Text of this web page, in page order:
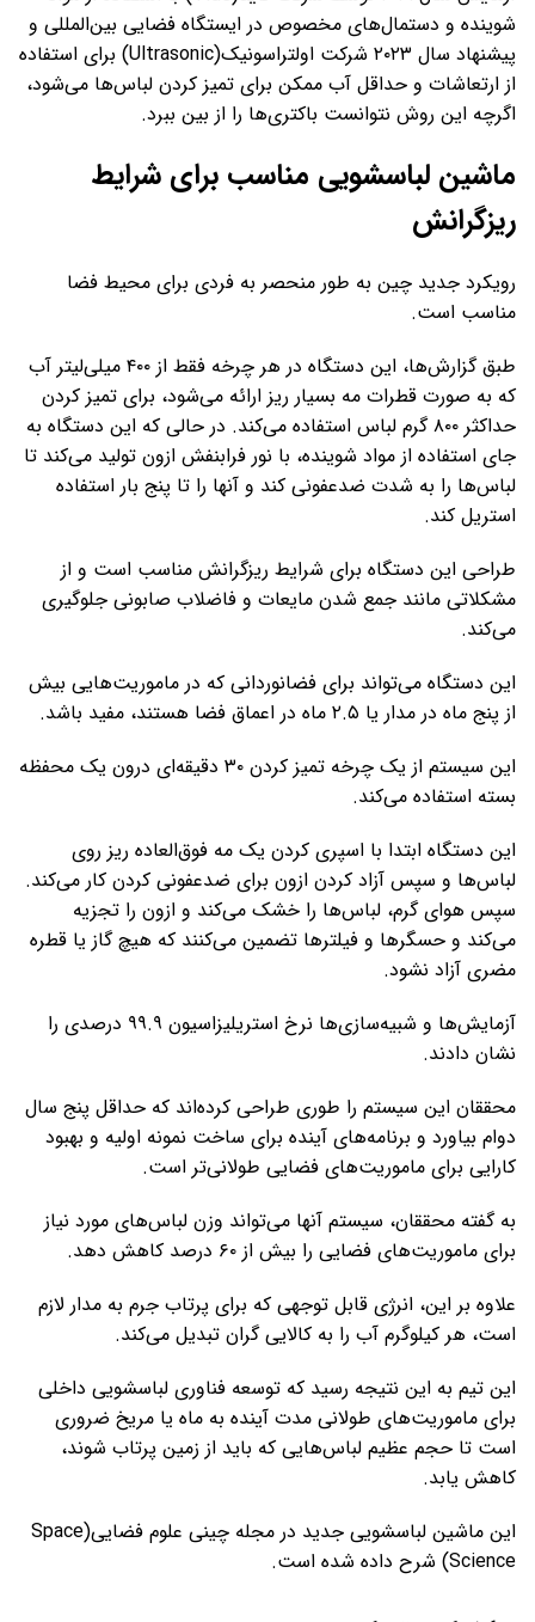
شوینده و دستمال‌های مخصوص در ایستگاه فضایی بین‌المللی و
پیشنهاد سال ۲۰۲۳ شرکت اولتراسونیک(Ultrasonic) برای استفاده
از ارتعاشات و حداقل آب ممکن برای تمیز کردن لباس‌ها می‌شود،
اگرچه این روش نتوانست باکتری‌ها را از بین ببرد.
ماشین لباسشویی مناسب برای شرایط
ریزگرانش
رویکرد جدید چین به طور منحصر به فردی برای محیط فضا
مناسب است.
طبق گزارش‌ها، این دستگاه در هر چرخه فقط از ۴۰۰ میلی‌لیتر آب
که به صورت قطرات مه بسیار ریز ارائه می‌شود، برای تمیز کردن
حداکثر ۸۰۰ گرم لباس استفاده می‌کند. در حالی که این دستگاه به
جای استفاده از مواد شوینده، با نور فرابنفش ازون تولید می‌کند تا
لباس‌ها را به شدت ضدعفونی کند و آنها را تا پنج بار استفاده
استریل کند.
طراحی این دستگاه برای شرایط ریزگرانش مناسب است و از
مشکلاتی مانند جمع شدن مایعات و فاضلاب صابونی جلوگیری
می‌کند.
این دستگاه می‌تواند برای فضانوردانی که در ماموریت‌هایی بیش
از پنج ماه در مدار یا ۲.۵ ماه در اعماق فضا هستند، مفید باشد.
این سیستم از یک چرخه تمیز کردن ۳۰ دقیقه‌ای درون یک محفظه
بسته استفاده می‌کند.
این دستگاه ابتدا با اسپری کردن یک مه فوق‌العاده ریز روی
لباس‌ها و سپس آزاد کردن ازون برای ضدعفونی کردن کار می‌کند.
سپس هوای گرم، لباس‌ها را خشک می‌کند و ازون را تجزیه
می‌کند و حسگرها و فیلترها تضمین می‌کنند که هیچ گاز یا قطره
مضری آزاد نشود.
آزمایش‌ها و شبیه‌سازی‌ها نرخ استریلیزاسیون ۹۹.۹ درصدی را
نشان دادند.
محققان این سیستم را طوری طراحی کرده‌اند که حداقل پنج سال
دوام بیاورد و برنامه‌های آینده برای ساخت نمونه اولیه و بهبود
کارایی برای ماموریت‌های فضایی طولانی‌تر است.
به گفته محققان، سیستم آنها می‌تواند وزن لباس‌های مورد نیاز
برای ماموریت‌های فضایی را بیش از ۶۰ درصد کاهش دهد.
علاوه بر این، انرژی قابل توجهی که برای پرتاب جرم به مدار لازم
است، هر کیلوگرم آب را به کالایی گران تبدیل می‌کند.
این تیم به این نتیجه رسید که توسعه فناوری لباسشویی داخلی
برای ماموریت‌های طولانی مدت آینده به ماه یا مریخ ضروری
است تا حجم عظیم لباس‌هایی که باید از زمین پرتاب شوند،
کاهش یابد.
این ماشین لباسشویی جدید در مجله چینی علوم فضایی(Space
Science) شرح داده شده است.